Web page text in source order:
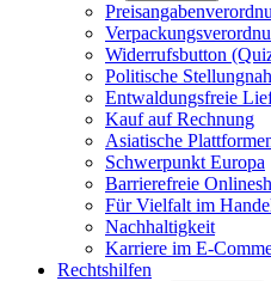
Widerrufsbutton
Politische
Entwaldungsfreie
Kauf auf Rechnung
Asiatische
Schwerpunkt Europa
Barrierefreie
Für Vielfalt im
Nachhaltigkeit
Karriere im E-
Rechtshilfen